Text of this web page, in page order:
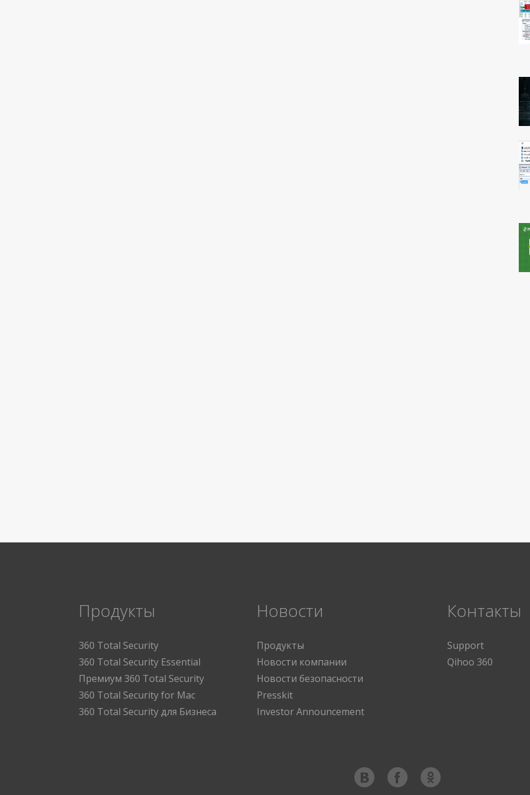
Продукты
360 Total Security
360 Total Security Essential
Премиум 360 Total Security
360 Total Security for Mac
360 Total Security для Бизнеса
Новости
Продукты
Новости компании
Новости безопасности
Presskit
Investor Announcement
Контакты
Support
Qihoo 360